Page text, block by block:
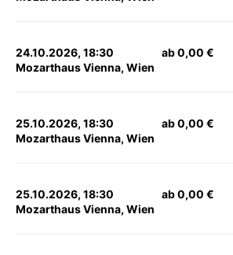
24.10.2026, 18:30
Mozarthaus Vienna, Wien
ab 0,00 €
25.10.2026, 18:30
Mozarthaus Vienna, Wien
ab 0,00 €
25.10.2026, 18:30
Mozarthaus Vienna, Wien
ab 0,00 €